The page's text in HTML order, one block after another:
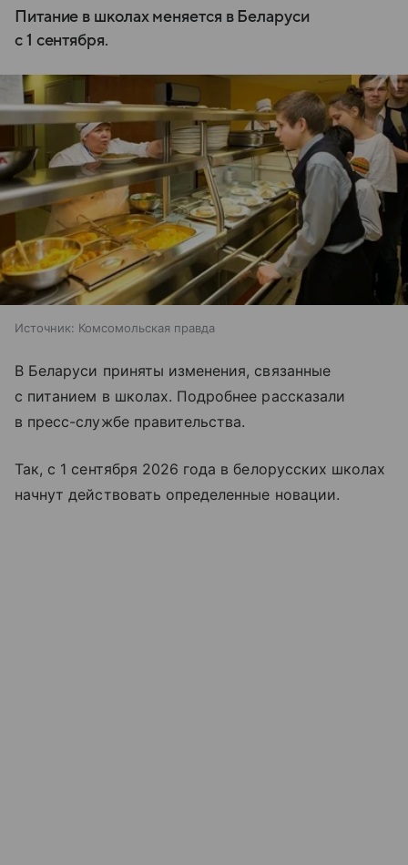
Питание в школах меняется в Беларуси
с 1 сентября.
Источник: Комсомольская правда
В Беларуси приняты изменения, связанные
с питанием в школах. Подробнее рассказали
в пресс-службе правительства.
Так, с 1 сентября 2026 года в белорусских школах
начнут действовать определенные новации.